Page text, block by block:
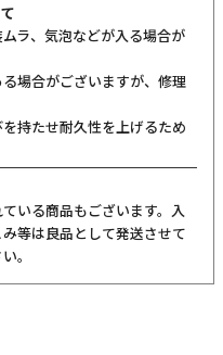
ラ、気泡などが入る場合が
場合がございますが、修理
持たせ耐久性を上げるため
いる商品もございます。入
等は良品として発送させて
。